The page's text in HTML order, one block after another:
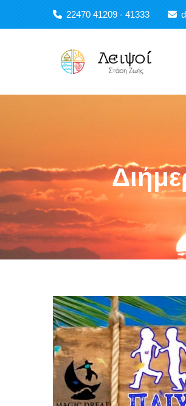
Παράκαμψη προς το κυρίως περιεχόμενο
22470 41209 - 41333